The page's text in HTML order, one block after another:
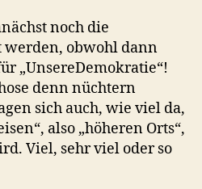
noch die
obwohl dann
„UnsereDemokratie“!
denn nüchtern
sich auch, wie viel da,
also „höheren Orts“,
Viel, sehr viel oder so